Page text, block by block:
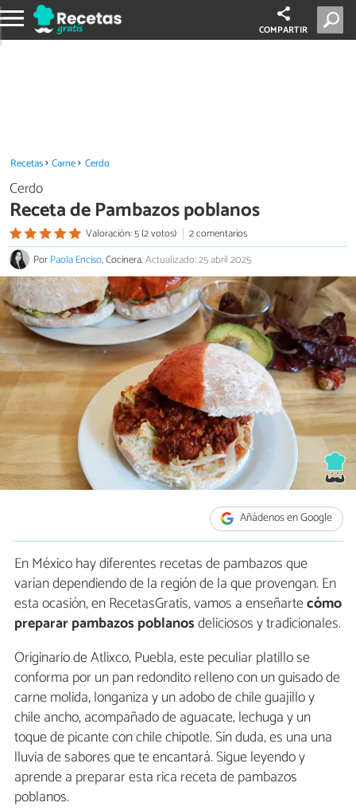
COMPARTIR
Recetas Carne Cerdo
Cerdo
Receta de Pambazos poblanos
Valoración: 5 (2 votos)
2 comentarios
PorPaola Enciso, Cocinera.Actualizado: 25 abril 2025
Añádenos en Google
En México hay diferentes recetas de pambazos que
varían dependiendo de la región de la que provengan. En
esta ocasión, en RecetasGratis, vamos a enseñartecómo
preparar pambazos poblanosdeliciosos y tradicionales.
Originario de Atlixco, Puebla, este peculiar platillo se
conforma por un pan redondito relleno con un guisado de
carne molida, longaniza y un adobo de chile guajillo y
chile ancho, acompañado de aguacate, lechuga y un
toque de picante con chile chipotle. Sin duda, es una una
lluvia de sabores que te encantará. Sigue leyendo y
aprende a preparar esta rica receta de pambazos
poblanos.